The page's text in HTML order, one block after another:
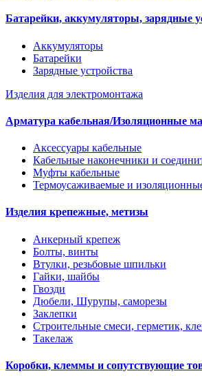
Батарейки, аккумуляторы, зарядные
Аккумуляторы
Батарейки
Зарядные устройства
Изделия для электромонтажа
Арматура кабельная/Изоляционные
Аксессуары кабельные
Кабельные наконечники и
Муфты кабельные
Термоусаживаемые и
Изделия крепежные, метизы
Анкерный крепеж
Болты, винты
Втулки, резьбовые шпильки
Гайки, шайбы
Гвозди
Дюбели, Шурупы, саморезы
Заклепки
Строительные смеси, герметик,
Такелаж
Коробки, клеммы и сопутствующие